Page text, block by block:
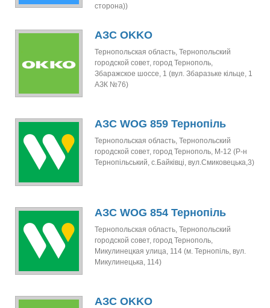
сторона))
АЗС OKKO
Тернопольская область, Тернопольский
городской совет, город Тернополь,
Збаражское шоссе, 1 (вул. Збаразьке кільце, 1
АЗК №76)
АЗС WOG 859 Тернопіль
Тернопольская область, Тернопольский
городской совет, город Тернополь, М-12 (Р-н
Тернопільський, с.Байківці, вул.Смиковецька,3)
АЗС WOG 854 Тернопіль
Тернопольская область, Тернопольский
городской совет, город Тернополь,
Микулинецкая улица, 114 (м. Тернопіль, вул.
Микулинецька, 114)
АЗС OKKO